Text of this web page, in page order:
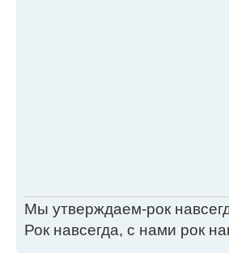
Мы утверждаем-рок
Рок навсегда, с нами рок